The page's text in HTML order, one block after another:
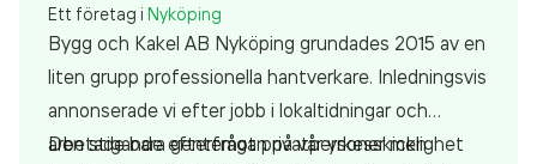
Ett företag i Nyköping
Bygg och Kakel AB Nyköping grundades 2015 av en
liten grupp professionella hantverkare. Inledningsvis
annonserade vi efter jobb i lokaltidningar och
arbetade bara gentemot privatpersoner men
Den stigande efterfrågan på vår yrkesskicklighet